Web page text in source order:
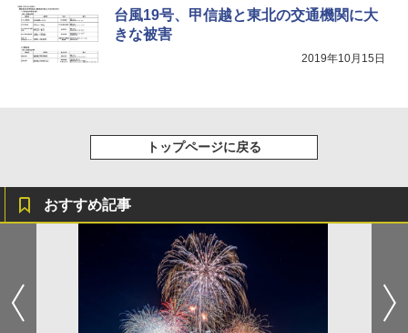
台風19号、甲信越と東北の交通機関に大
きな被害
2019年10月15日
トップページに戻る
おすすめ記事